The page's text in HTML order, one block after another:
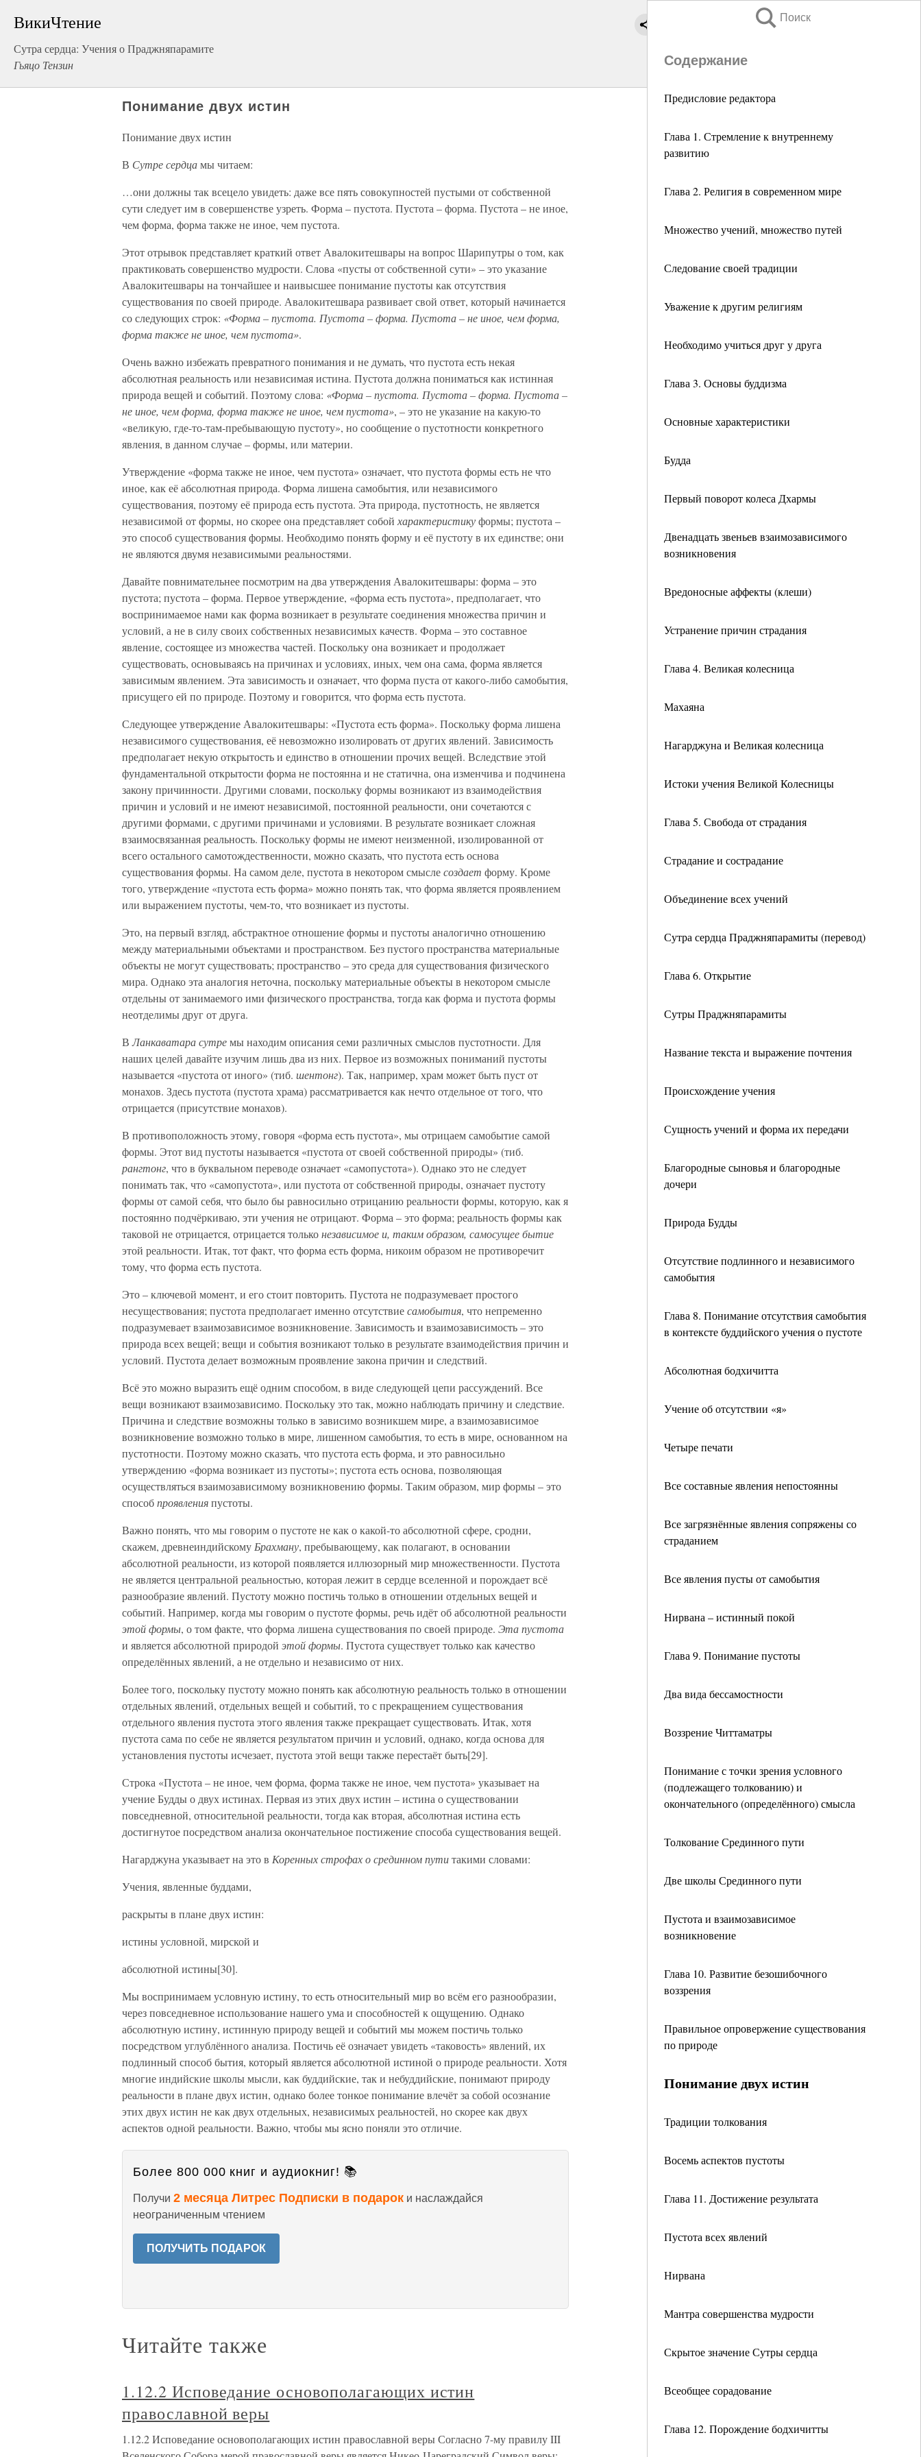
ВикиЧтение
Сутра сердца: Учения о Праджняпарамите
Гьяцо Тензин
Поиск
Содержание
Предисловие редактора
Глава 1. Стремление к внутреннему
развитию
Глава 2. Религия в современном мире
Множество учений, множество путей
Следование своей традиции
Уважение к другим религиям
Необходимо учиться друг у друга
Глава 3. Основы буддизма
Основные характеристики
Будда
Первый поворот колеса Дхармы
Двенадцать звеньев взаимозависимого
возникновения
Вредоносные аффекты (клеши)
Устранение причин страдания
Глава 4. Великая колесница
Махаяна
Нагарджуна и Великая колесница
Истоки учения Великой Колесницы
Глава 5. Свобода от страдания
Страдание и сострадание
Объединение всех учений
Сутра сердца Праджняпарамиты (перевод)
Глава 6. Открытие
Сутры Праджняпарамиты
Название текста и выражение почтения
Происхождение учения
Сущность учений и форма их передачи
Благородные сыновья и благородные
дочери
Природа Будды
Отсутствие подлинного и независимого
самобытия
Глава 8. Понимание отсутствия самобытия
в контексте буддийского учения о пустоте
Абсолютная бодхичитта
Учение об отсутствии «я»
Четыре печати
Все составные явления непостоянны
Все загрязнённые явления сопряжены со
страданием
Все явления пусты от самобытия
Нирвана – истинный покой
Глава 9. Понимание пустоты
Два вида бессамостности
Воззрение Читтаматры
Понимание с точки зрения условного
(подлежащего толкованию) и
окончательного (определённого) смысла
Толкование Срединного пути
Две школы Срединного пути
Пустота и взаимозависимое
возникновение
Глава 10. Развитие безошибочного
воззрения
Правильное опровержение существования
по природе
Понимание двух истин
Традиции толкования
Восемь аспектов пустоты
Глава 11. Достижение результата
Пустота всех явлений
Нирвана
Мантра совершенства мудрости
Скрытое значение Сутры сердца
Всеобщее сорадование
Глава 12. Порождение бодхичитты
Понимание двух истин
Понимание двух истин
В Сутре сердцамы читаем:
…они должны так всецело увидеть: даже все пять совокупностей пустыми от собственной
сути следует им в совершенстве узреть. Форма – пустота. Пустота – форма. Пустота – не иное,
чем форма, форма также не иное, чем пустота.
Этот отрывок представляет краткий ответ Авалокитешвары на вопрос Шарипутры о том, как
практиковать совершенство мудрости. Слова «пусты от собственной сути» – это указание
Авалокитешвары на тончайшее и наивысшее понимание пустоты как отсутствия
существования по своей природе. Авалокитешвара развивает свой ответ, который начинается
со следующих строк: «Форма – пустота. Пустота – форма. Пустота – не иное, чем форма,
форма также не иное, чем пустота».
Очень важно избежать превратного понимания и не думать, что пустота есть некая
абсолютная реальность или независимая истина. Пустота должна пониматься как истинная
природа вещей и событий. Поэтому слова: «Форма – пустота. Пустота – форма. Пустота –
не иное, чем форма, форма также не иное, чем пустота», – это не указание на какую-то
«великую, где-то-там-пребывающую пустоту», но сообщение о пустотности конкретного
явления, в данном случае – формы, или материи.
Утверждение «форма также не иное, чем пустота» означает, что пустота формы есть не что
иное, как её абсолютная природа. Форма лишена самобытия, или независимого
существования, поэтому её природа есть пустота. Эта природа, пустотность, не является
независимой от формы, но скорее она представляет собой характеристикуформы; пустота –
это способ существования формы. Необходимо понять форму и её пустоту в их единстве; они
не являются двумя независимыми реальностями.
Давайте повнимательнее посмотрим на два утверждения Авалокитешвары: форма – это
пустота; пустота – форма. Первое утверждение, «форма есть пустота», предполагает, что
воспринимаемое нами как форма возникает в результате соединения множества причин и
условий, а не в силу своих собственных независимых качеств. Форма – это составное
явление, состоящее из множества частей. Поскольку она возникает и продолжает
существовать, основываясь на причинах и условиях, иных, чем она сама, форма является
зависимым явлением. Эта зависимость и означает, что форма пуста от какого-либо самобытия,
присущего ей по природе. Поэтому и говорится, что форма есть пустота.
Следующее утверждение Авалокитешвары: «Пустота есть форма». Поскольку форма лишена
независимого существования, её невозможно изолировать от других явлений. Зависимость
предполагает некую открытость и единство в отношении прочих вещей. Вследствие этой
фундаментальной открытости форма не постоянна и не статична, она изменчива и подчинена
закону причинности. Другими словами, поскольку формы возникают из взаимодействия
причин и условий и не имеют независимой, постоянной реальности, они сочетаются с
другими формами, с другими причинами и условиями. В результате возникает сложная
взаимосвязанная реальность. Поскольку формы не имеют неизменной, изолированной от
всего остального самотождественности, можно сказать, что пустота есть основа
существования формы. На самом деле, пустота в некотором смыслесоздает форму. Кроме
того, утверждение «пустота есть форма» можно понять так, что форма является проявлением
или выражением пустоты, чем-то, что возникает из пустоты.
Это, на первый взгляд, абстрактное отношение формы и пустоты аналогично отношению
между материальными объектами и пространством. Без пустого пространства материальные
объекты не могут существовать; пространство – это среда для существования физического
мира. Однако эта аналогия неточна, поскольку материальные объекты в некотором смысле
отдельны от занимаемого ими физического пространства, тогда как форма и пустота формы
неотделимы друг от друга.
ВЛанкаватара сутремы находим описания семи различных смыслов пустотности. Для
наших целей давайте изучим лишь два из них. Первое из возможных пониманий пустоты
называется «пустота от иного» (тиб. шентонг). Так, например, храм может быть пуст от
монахов. Здесь пустота (пустота храма) рассматривается как нечто отдельное от того, что
отрицается (присутствие монахов).
В противоположность этому, говоря «форма есть пустота», мы отрицаем самобытие самой
формы. Этот вид пустоты называется «пустота от своей собственной природы» (тиб.
рангтонг, что в буквальном переводе означает «самопустота»). Однако это не следует
понимать так, что «самопустота», или пустота от собственной природы, означает пустоту
формы от самой себя, что было бы равносильно отрицанию реальности формы, которую, как я
постоянно подчёркиваю, эти учения не отрицают. Форма – это форма; реальность формы как
таковой не отрицается, отрицается тольконезависимое и, таким образом, самосущее бытие
этой реальности. Итак, тот факт, что форма есть форма, никоим образом не противоречит
тому, что форма есть пустота.
Это – ключевой момент, и его стоит повторить. Пустота не подразумевает простого
несуществования; пустота предполагает именно отсутствиесамобытия, что непременно
подразумевает взаимозависимое возникновение. Зависимость и взаимозависимость – это
природа всех вещей; вещи и события возникают только в результате взаимодействия причин и
условий. Пустота делает возможным проявление закона причин и следствий.
Всё это можно выразить ещё одним способом, в виде следующей цепи рассуждений. Все
вещи возникают взаимозависимо. Поскольку это так, можно наблюдать причину и следствие.
Причина и следствие возможны только в зависимо возникшем мире, а взаимозависимое
возникновение возможно только в мире, лишенном самобытия, то есть в мире, основанном на
пустотности. Поэтому можно сказать, что пустота есть форма, и это равносильно
утверждению «форма возникает из пустоты»; пустота есть основа, позволяющая
осуществляться взаимозависимому возникновению формы. Таким образом, мир формы – это
способпроявленияпустоты.
Важно понять, что мы говорим о пустоте не как о какой-то абсолютной сфере, сродни,
скажем, древнеиндийскому Брахману, пребывающему, как полагают, в основании
абсолютной реальности, из которой появляется иллюзорный мир множественности. Пустота
не является центральной реальностью, которая лежит в сердце вселенной и порождает всё
разнообразие явлений. Пустоту можно постичь только в отношении отдельных вещей и
событий. Например, когда мы говорим о пустоте формы, речь идёт об абсолютной реальности
этой формы, о том факте, что форма лишена существования по своей природе. Эта пустота
и является абсолютной природой этой формы. Пустота существует только как качество
определённых явлений, а не отдельно и независимо от них.
Более того, поскольку пустоту можно понять как абсолютную реальность только в отношении
отдельных явлений, отдельных вещей и событий, то с прекращением существования
отдельного явления пустота этого явления также прекращает существовать. Итак, хотя
пустота сама по себе не является результатом причин и условий, однако, когда основа для
установления пустоты исчезает, пустота этой вещи также перестаёт быть[29].
Строка «Пустота – не иное, чем форма, форма также не иное, чем пустота» указывает на
учение Будды о двух истинах. Первая из этих двух истин – истина о существовании
повседневной, относительной реальности, тогда как вторая, абсолютная истина есть
достигнутое посредством анализа окончательное постижение способа существования вещей.
Нагарджуна указывает на это в Коренных строфах о срединном путитакими словами:
Учения, явленные буддами,
раскрыты в плане двух истин:
истины условной, мирской и
абсолютной истины[30].
Мы воспринимаем условную истину, то есть относительный мир во всём его разнообразии,
через повседневное использование нашего ума и способностей к ощущению. Однако
абсолютную истину, истинную природу вещей и событий мы можем постичь только
посредством углублённого анализа. Постичь её означает увидеть «таковость» явлений, их
подлинный способ бытия, который является абсолютной истиной о природе реальности. Хотя
многие индийские школы мысли, как буддийские, так и небуддийские, понимают природу
реальности в плане двух истин, однако более тонкое понимание влечёт за собой осознание
этих двух истин не как двух отдельных, независимых реальностей, но скорее как двух
аспектов одной реальности. Важно, чтобы мы ясно поняли это отличие.
Более 800 000 книг и аудиокниг! 📚
Получи 2 месяца Литрес Подписки в подарок и наслаждайся
неограниченным чтением
ПОЛУЧИТЬ ПОДАРОК
Читайте также
1.12.2 Исповедание основополагающих истин
православной веры
1.12.2 Исповедание основополагающих истин православной веры Согласно 7-му правилу III